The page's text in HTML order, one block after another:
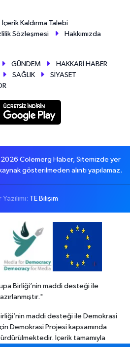
İçerik Kaldırma Talebi
Sözleşmesi
Hakkımızda
GÜNDEM
HAKKARİ HABER
SAĞLIK
SİYASET
Colemerg Haber, Sitemizde yer
gösterilmeden alıntı yapılamaz.
TE Bilişim
Birliği’nin maddi desteği ile
maddi desteği ile Demokrasi
Demokrasi Projesi kapsamında
İçerik tamamıyla